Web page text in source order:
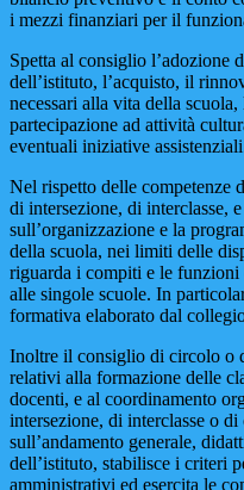
i mezzi finanziari per il
Spetta al consiglio l’adozione
dell’istituto, l’acquisto, il
necessari alla vita della
partecipazione ad attività
eventuali iniziative
Nel rispetto delle competenze
di intersezione, di interclasse,
sull’organizzazione e la
della scuola, nei limiti delle
riguarda i compiti e le funzioni
alle singole scuole. In
formativa elaborato dal
Inoltre il consiglio di circolo o
relativi alla formazione delle
docenti, e al coordinamento
intersezione, di interclasse o di
sull’andamento generale,
dell’istituto, stabilisce i criteri
amministrativi ed esercita le